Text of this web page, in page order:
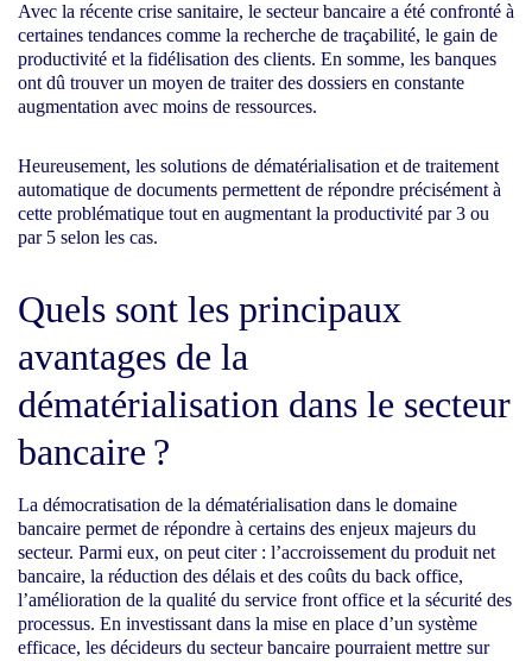
Avec la récente crise sanitaire, le secteur bancaire a été confronté à
certaines tendances comme la recherche de traçabilité, le gain de
productivité et la fidélisation des clients. En somme, les banques
ont dû trouver un moyen de traiter des dossiers en constante
augmentation avec moins de ressources.
Heureusement, les solutions de dématérialisation et de traitement
automatique de documents permettent de répondre précisément à
cette problématique tout en augmentant la productivité par 3 ou
par 5 selon les cas.
Quels sont les principaux
avantages de la
dématérialisation dans le secteur
bancaire ?
La démocratisation de la dématérialisation dans le domaine
bancaire permet de répondre à certains des enjeux majeurs du
secteur. Parmi eux, on peut citer : l’accroissement du produit net
bancaire, la réduction des délais et des coûts du back office,
l’amélioration de la qualité du service front office et la sécurité des
processus. En investissant dans la mise en place d’un système
efficace, les décideurs du secteur bancaire pourraient mettre sur